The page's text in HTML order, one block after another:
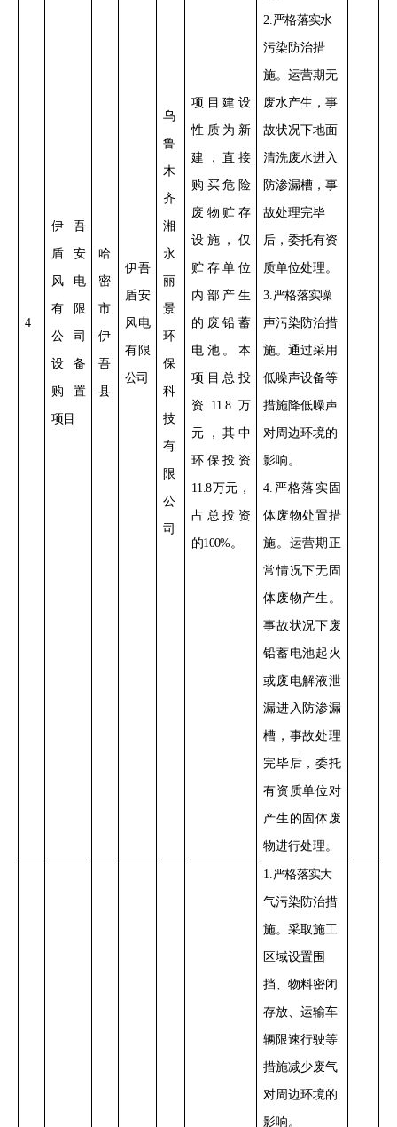
4
伊吾
盾安
风电
有限
公司
设备
购置
项目
哈
密
市
伊
吾
县
伊吾
盾安
风电
有限
公司
乌
鲁
木
齐
湘
永
丽
景
环
保
科
技
有
限
公
司
项目建设
性质 为新
建，直接
购买危险
废物贮存
设施，仅
贮存单位
内部产生
的废铅蓄
电池 。 本
项目总投
资 11.8万
元，其中
环保投资
11.8万元，
占总投资
的100%。
2.严格落实水
污染防治措
施。运营期无
废水产生，事
故状况下地面
清洗废水进入
防渗漏槽，事
故处理完毕
后 ，委托有资
质单位处理。
3.严格落实噪
声污染防治措
施。通过采用
低噪声设备等
措施降低噪声
对周边环境的
影响。
4. 严格落实 固
体废物处置措
施。运营期正
常情况下无固
体废物产生。
事故状况下废
铅蓄电池起火
或废电解液泄
漏进入防渗漏
槽，事故处理
完毕后 ，委托
有资质单位对
产生的固体废
物进行处理。
1.严格落实大
气污染防治措
施。采取施工
区域设置围
挡、物料密闭
存放、运输车
辆限速行驶等
措施减少废气
对周边环境的
影响。